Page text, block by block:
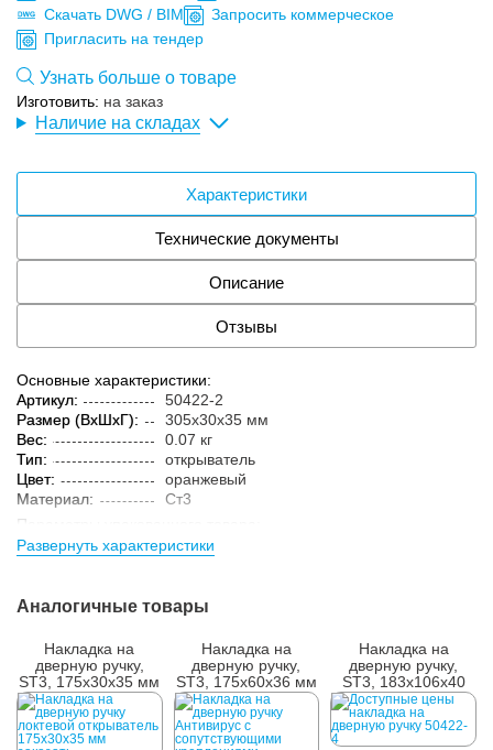
Изготовить: на заказ
Скачать DWG / BIM
Запросить коммерческое
Пригласить на тендер
Узнать больше о товаре
Наличие на складах
Характеристики
Технические документы
Описание
Отзывы
Основные характеристики:
Артикул:
50422-2
Размер (ВxШxГ):
305x30x35 мм
Вес:
0.07 кг
Тип:
открыватель
Цвет:
оранжевый
Материал:
Ст3
Параметры упакованного товара:
Размер (ВxШxГ):
310x35x40 мм
упаковке:
Развернуть характеристики
Аналогичные товары
Накладка на
дверную ручку,
ST3, 175х30х35 мм
Накладка на
дверную ручку,
ST3, 175х60х36 мм
Накладка на
дверную ручку,
ST3, 183х106х40
мм